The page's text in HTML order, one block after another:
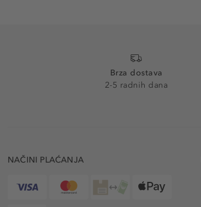
Brza dostava
2-5 radnih dana
NAČINI PLAĆANJA